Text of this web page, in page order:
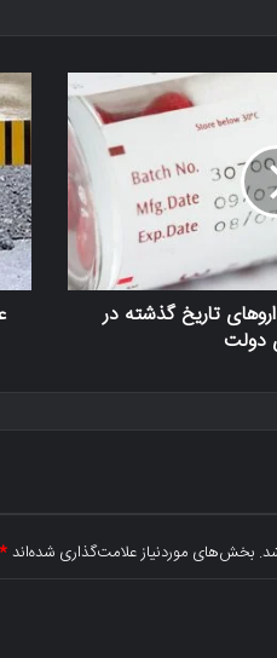
تاریخ گذشته در
دولت
بخش‌های موردنیاز علامت‌گذاری شده‌اند*